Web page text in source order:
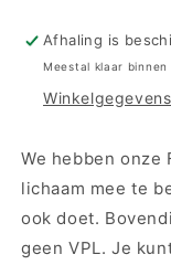
Flex
Smart
-
-
Afhaling is
Meestal klaar binnen
We hebben
lichaam mee te
ook doet.
geen VPL. Je